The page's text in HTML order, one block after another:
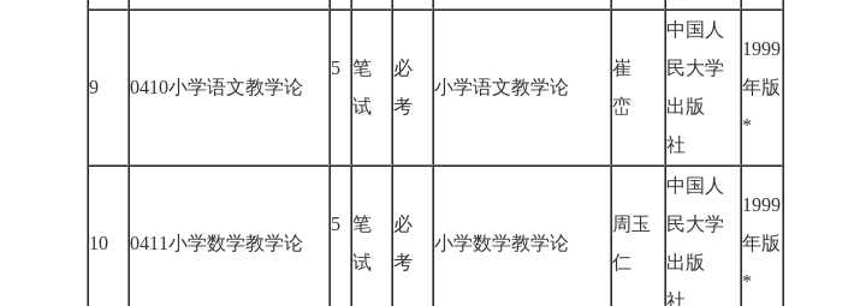
9 0410小学语文教学论
5 笔
试
必
考
小学语文教学论
崔
峦
中国人
民大学
出版
社
1999
年版
*
10 0411小学数学教学论
5 笔
试
必
考
小学数学教学论
周玉
仁
中国人
民大学
出版
社
1999
年版
*